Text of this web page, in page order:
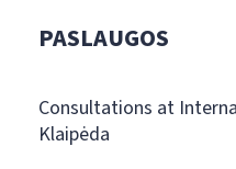
PASLAUGOS
Consultations at
Klaipėda